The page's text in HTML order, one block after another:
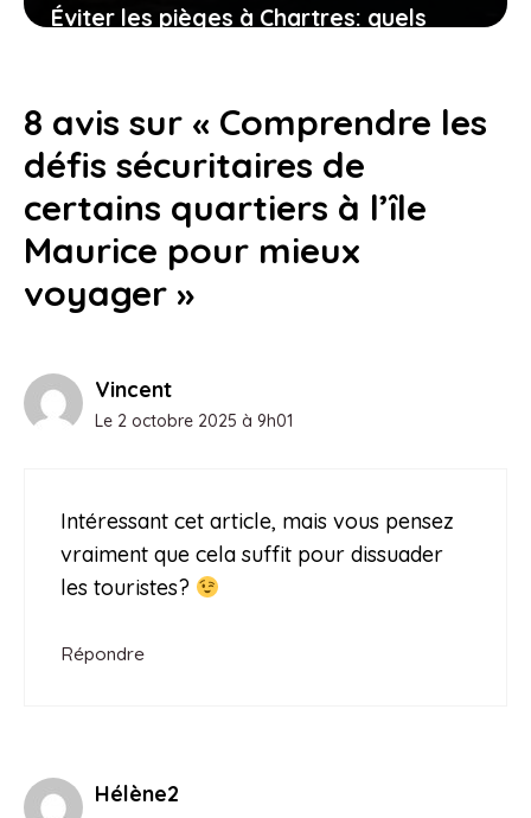
Éviter les pièges à Chartres: quels
24 juillet 2026
8 avis sur « Comprendre les
défis sécuritaires de
certains quartiers à l’île
Maurice pour mieux
voyager »
Vincent
Le 2 octobre 2025 à 9h01
Intéressant cet article, mais vous pensez
vraiment que cela suffit pour dissuader
les touristes?
Répondre
Hélène2